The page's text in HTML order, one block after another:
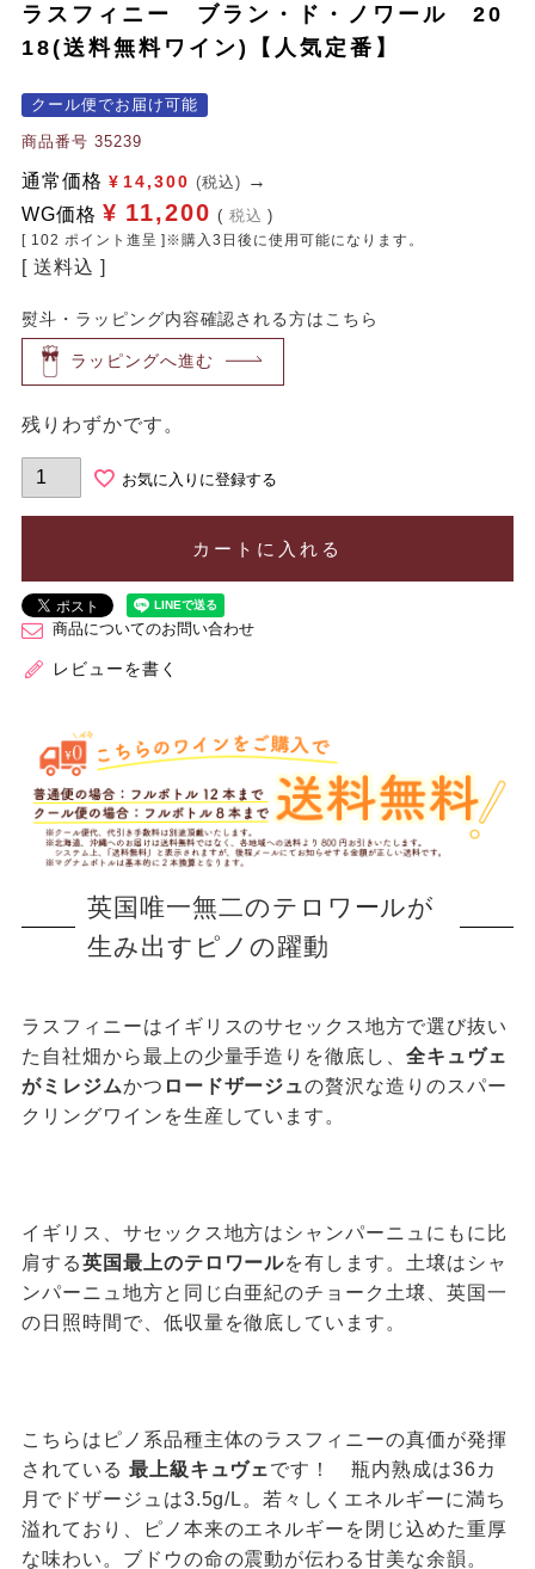
ラスフィニー ブラン・ド・ノワール 20
18(送料無料ワイン)【人気定番】
クール便でお届け可能
商品番号 35239
通常価格 ¥ 14,300 (税込)
WG価格 ¥ 11,200 税込
[ 102 ポイント進呈 ]※購入3日後に使用可能になります。
送料込
熨斗・ラッピング内容確認される方はこちら
ラッピングへ進む
残りわずかです。
お気に入りに登録する
カートに入れる
商品についてのお問い合わせ
レビューを書く
英国唯一無二のテロワールが
生み出すピノの躍動
ラスフィニーはイギリスのサセックス地方で選び抜い
た自社畑から最上の少量手造りを徹底し、全キュヴェ
がミレジムかつ ロー ドザージュの贅沢な造りのスパー
クリングワインを生産しています。
イギリス、サセックス地方はシャンパーニュにもに比
肩する英国最上のテロワールを有します。土壌はシャ
ンパーニュ地方と同じ白亜紀のチョーク土壌、英国一
の日照時間で、低収量を徹底しています。
こちらはピノ系品種主体のラスフィニーの真価が発揮
されている 最上級キュヴェです！ 瓶内熟成は36カ
月でドザージュは3.5g/L。若々しくエネルギーに満ち
溢れており、ピノ本来のエネルギーを閉じ込めた重厚
な味わい。ブドウの命の震動が伝わる甘美な余韻。